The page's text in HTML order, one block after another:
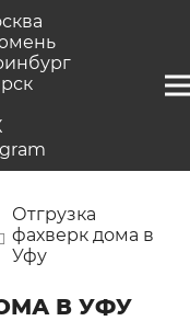
Отгрузка
фахверк дома в
Уфу
В УФУ